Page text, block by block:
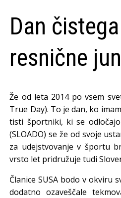
Dan
resnične
Že od leta 2014 po vsem
True Day). To je dan, ko
tisti športniki, ki se
(SLOADO) se že od svoje
za udejstvovanje v športu
vrsto let pridružuje tudi
Članice SUSA bodo v okviru
dodatno ozaveščale